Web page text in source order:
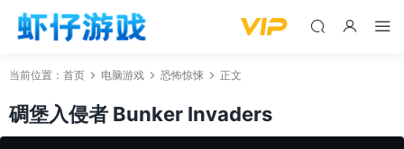
当前位置： 首页 电脑游戏 恐怖惊悚 正文
碉堡入侵者 Bunker Invaders